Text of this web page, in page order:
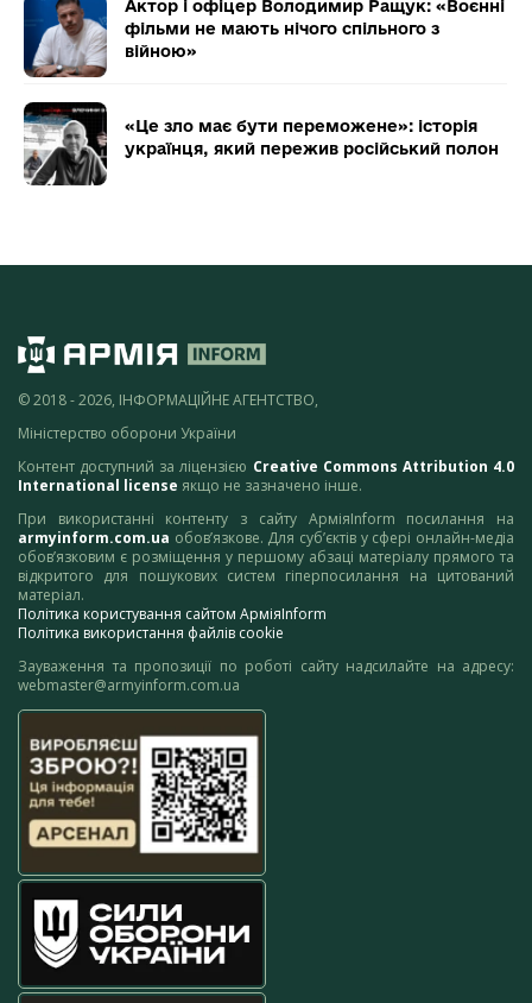
Актор і офіцер Володимир Ращук: «Воєнні
фільми не мають нічого спільного з
війною»
«Це зло має бути переможене»: історія
українця, який пережив російський полон
© 2018 - 2026, ІНФОРМАЦІЙНЕ АГЕНТСТВО,
Міністерство оборони України
Контент доступний за ліцензією Creative Commons Attribution 4.0
International license якщо не зазначено інше.
При використанні контенту з сайту АрміяInform посилання на
armyinform.com.ua обов’язкове. Для суб’єктів у сфері онлайн-медіа
обов’язковим є розміщення у першому абзаці матеріалу прямого та
відкритого для пошукових систем гіперпосилання на цитований
матеріал.
Політика користування сайтом АрміяInform
Політика використання файлів cookie
Зауваження та пропозиції по роботі сайту надсилайте на адресу:
webmaster@armyinform.com.ua